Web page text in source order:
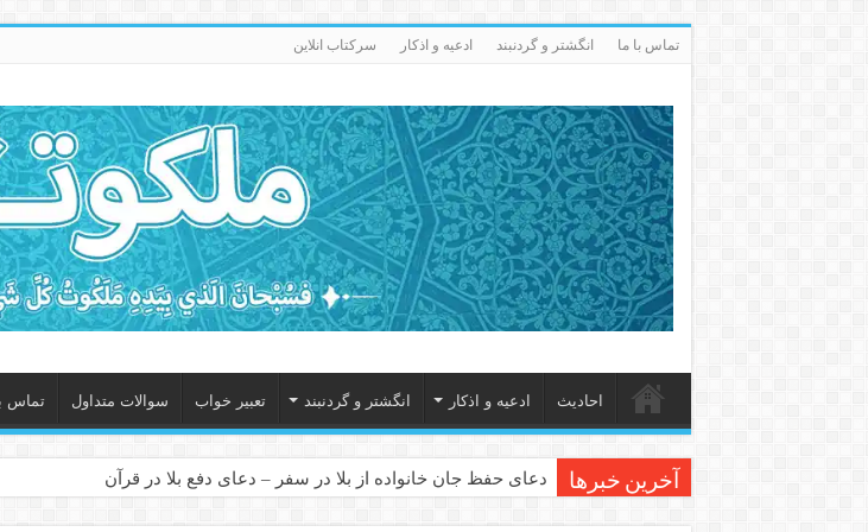
تماس با ما انگشتر و گردنبند ادعيه و اذكار سرکتاب انلاین
احاديث ادعيه و اذكار انگشتر و گردنبند تعبیر خواب سوالات متداول تماس
آخرین خبرها دعای حفظ جان خانواده از بلا در سفر – دعای دفع بلا در قرآن